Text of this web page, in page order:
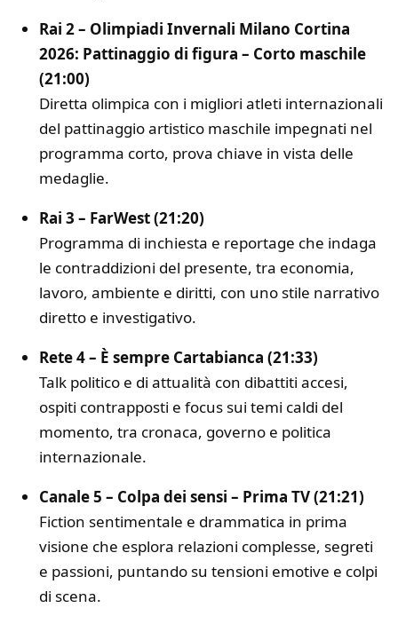
Rai 2 – Olimpiadi Invernali Milano Cortina
2026: Pattinaggio di figura – Corto maschile
(21:00)
Diretta olimpica con i migliori atleti internazionali
del pattinaggio artistico maschile impegnati nel
programma corto, prova chiave in vista delle
medaglie.
Rai 3 – FarWest (21:20)
Programma di inchiesta e reportage che indaga
le contraddizioni del presente, tra economia,
lavoro, ambiente e diritti, con uno stile narrativo
diretto e investigativo.
Rete 4 – È sempre Cartabianca (21:33)
Talk politico e di attualità con dibattiti accesi,
ospiti contrapposti e focus sui temi caldi del
momento, tra cronaca, governo e politica
internazionale.
Canale 5 – Colpa dei sensi – Prima TV (21:21)
Fiction sentimentale e drammatica in prima
visione che esplora relazioni complesse, segreti
e passioni, puntando su tensioni emotive e colpi
di scena.